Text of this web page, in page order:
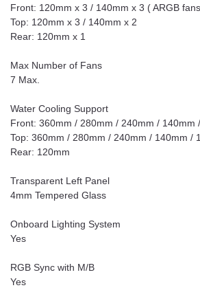
Front: 120mm x 3 / 140mm x 3 ( ARGB
Top: 120mm x 3 / 140mm x 2
Rear: 120mm x 1
Max Number of Fans
7 Max.
Water Cooling Support
Front: 360mm / 280mm / 240mm / 140mm
Top: 360mm / 280mm / 240mm / 140mm /
Rear: 120mm
Transparent Left Panel
4mm Tempered Glass
Onboard Lighting System
Yes
RGB Sync with M/B
Yes